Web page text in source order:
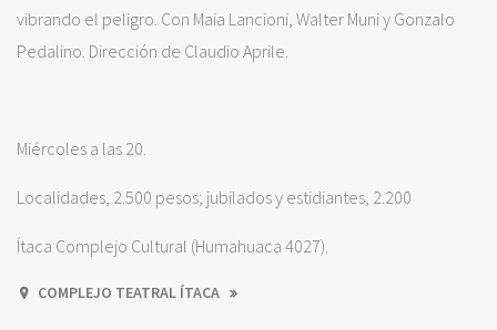
vibrando el peligro. Con Maia Lancioni, Walter Muni y Gonzalo
Pedalino. Dirección de Claudio Aprile.
Miércoles a las 20.
Localidades, 2.500 pesos; jubilados y estidiantes, 2.200
Ítaca Complejo Cultural (Humahuaca 4027).
COMPLEJO TEATRAL ÍTACA